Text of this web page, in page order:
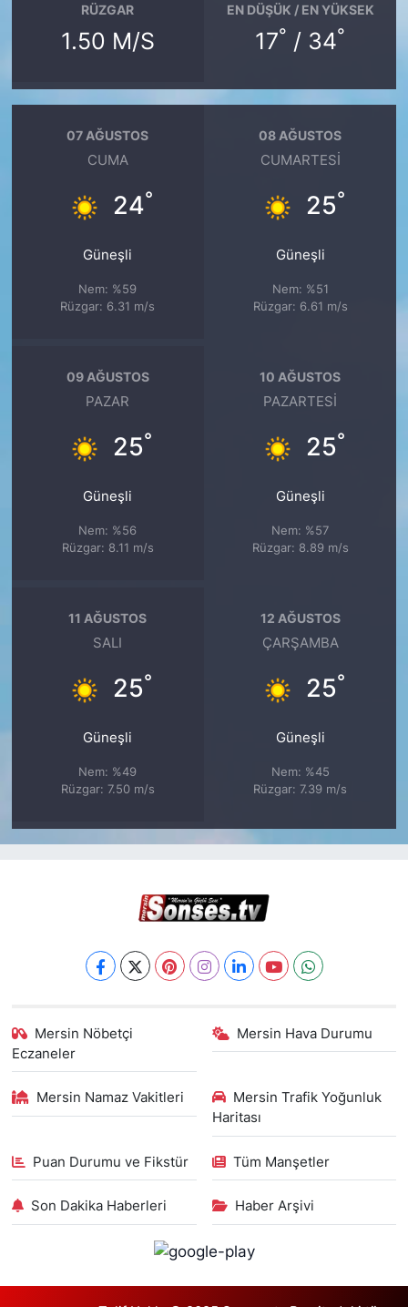
RÜZGAR
1.50 M/S
EN DÜŞÜK / EN YÜKSEK
17° / 34°
07 AĞUSTOS
CUMA
24°
Güneşli
Nem: %59
Rüzgar: 6.31 m/s
08 AĞUSTOS
CUMARTESI
25°
Güneşli
Nem: %51
Rüzgar: 6.61 m/s
09 AĞUSTOS
PAZAR
25°
Güneşli
Nem: %56
Rüzgar: 8.11 m/s
10 AĞUSTOS
PAZARTESI
25°
Güneşli
Nem: %57
Rüzgar: 8.89 m/s
11 AĞUSTOS
SALI
25°
Güneşli
Nem: %49
Rüzgar: 7.50 m/s
12 AĞUSTOS
ÇARŞAMBA
25°
Güneşli
Nem: %45
Rüzgar: 7.39 m/s
Mersin Nöbetçi
Eczaneler
Mersin Hava Durumu
Mersin Namaz Vakitleri
Mersin Trafik Yoğunluk
Haritası
Puan Durumu ve Fikstür Tüm Manşetler
Son Dakika Haberleri Haber Arşivi